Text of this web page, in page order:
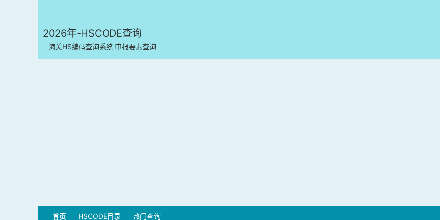
2026年-HSCODE查询
海关HS编码查询系统 申报要素查询
首页 HSCODE目录 热门查询